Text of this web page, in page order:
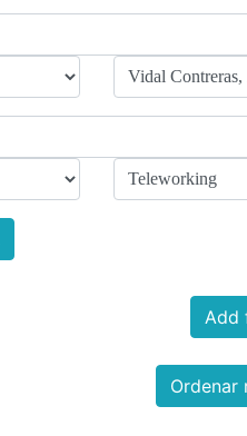
Add
Ordenar